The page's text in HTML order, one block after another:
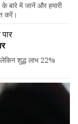
बारे में जानें और हमारी
करें।
लेकिन शुद्ध लाभ 22%